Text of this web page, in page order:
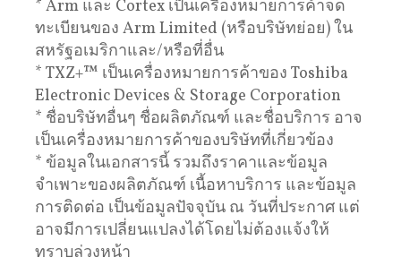
* Arm และ Cortex เป็นเครื่องหมายการค้าจด
ทะเบียนของ Arm Limited (หรือบริษัทย่อย) ใน
สหรัฐอเมริกาและ/หรือที่อื่น
* TXZ+™ เป็นเครื่องหมายการค้าของ Toshiba
Electronic Devices & Storage Corporation
* ชื่อบริษัทอื่นๆ ชื่อผลิตภัณฑ์ และชื่อบริการ อาจ
เป็นเครื่องหมายการค้าของบริษัทที่เกี่ยวข้อง
* ข้อมูลในเอกสารนี้ รวมถึงราคาและข้อมูล
จำเพาะของผลิตภัณฑ์ เนื้อหาบริการ และข้อมูล
การติดต่อ เป็นข้อมูลปัจจุบัน ณ วันที่ประกาศ แต่
อาจมีการเปลี่ยนแปลงได้โดยไม่ต้องแจ้งให้
ทราบล่วงหน้า